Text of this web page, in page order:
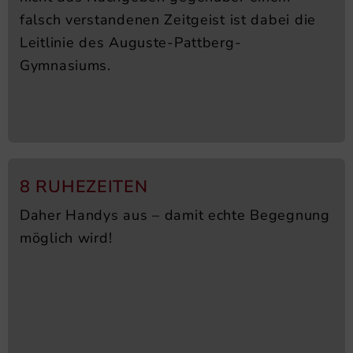
falsch verstandenen Zeitgeist ist dabei die
Leitlinie des Auguste-Pattberg-
Gymnasiums.
8 RUHEZEITEN
Daher Handys aus – damit echte Begegnung
möglich wird!